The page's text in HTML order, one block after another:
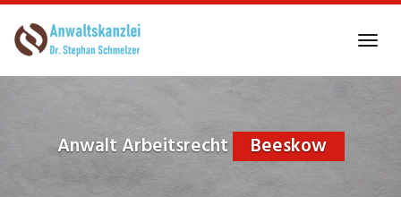
to
Anwalt Arbeitsrecht Beeskow